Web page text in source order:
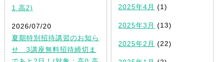
1 高2)
2026/07/20
夏期特別招待講習のお知ら
せ 3講座無料招待締切ま
2025年4月 (1)
2025年3月 (13)
2025年2月 (22)